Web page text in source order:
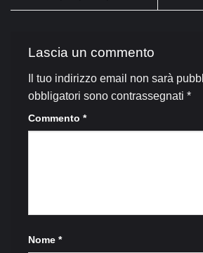
Lascia un commento
Il tuo indirizzo email non sarà
obbligatori sono contrassegnati *
Commento *
Nome *